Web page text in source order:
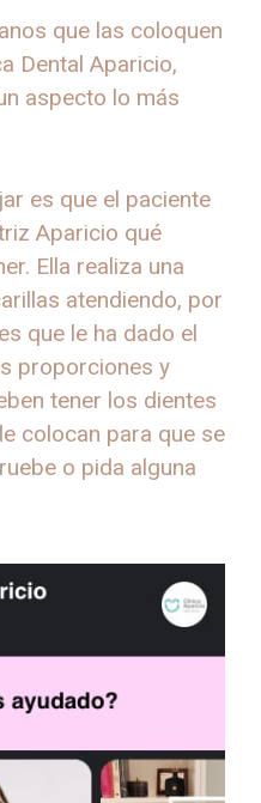
que las coloquen
Dental Aparicio,
aspecto lo más
es que el paciente
Aparicio qué
Ella realiza una
atendiendo, por
que le ha dado el
proporciones y
tener los dientes
colocan para que se
o pida alguna